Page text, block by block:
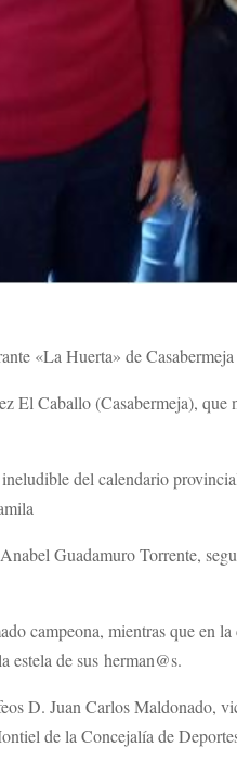
«La Huerta» de
Caballo (Casabermeja), que
del calendario
Guadamuro Torrente,
campeona, mientras que en
estela de sus herman@s.
D. Juan Carlos Maldonado,
de la Concejalía de